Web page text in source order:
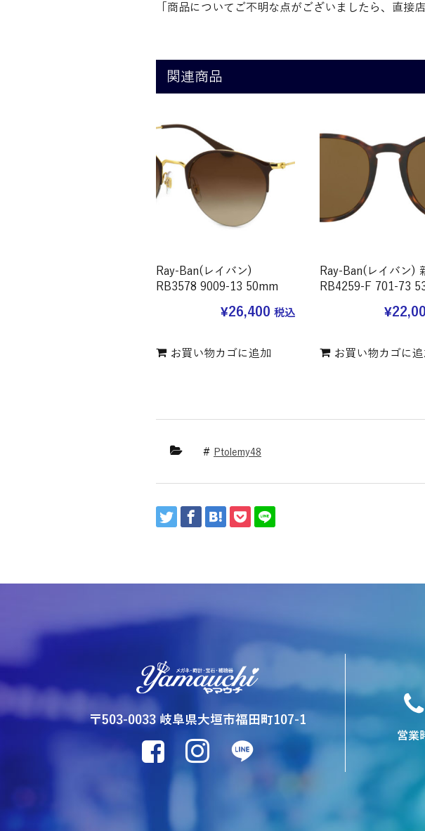
「商品についてご不明な点がございましたら、直接
関連商品
Ray-Ban(レイバン)
RB3578 9009-13 50mm
¥26,400 税込
お買い物カゴに追加
Ray-Ban(レイバン)
RB4259-F 701-73
¥
お買い物カゴに
Ptolemy48
〒503-0033 岐阜県大垣市福田町107-1
営業